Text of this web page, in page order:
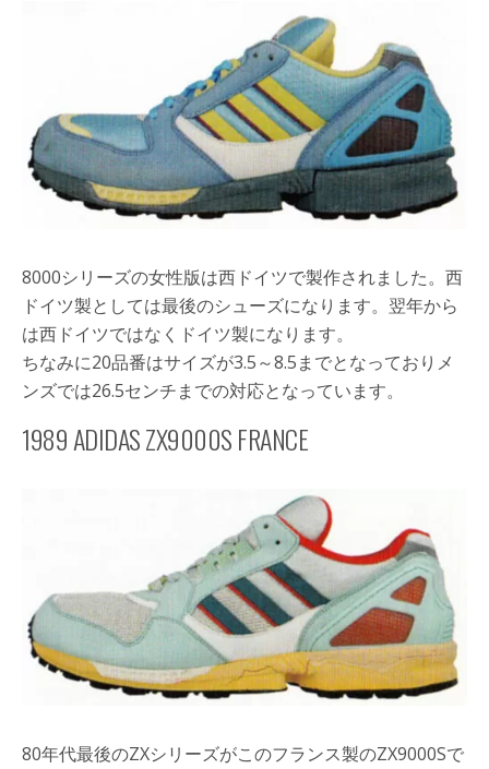
8000シリーズの女性版は西ドイツで製作されました。西
ドイツ製としては最後のシューズになります。翌年から
は西ドイツではなくドイツ製になります。
ちなみに20品番はサイズが3.5～8.5までとなっておりメ
ンズでは26.5センチまでの対応となっています。
1989 ADIDAS ZX9000S FRANCE
80年代最後のZXシリーズがこのフランス製のZX9000Sで